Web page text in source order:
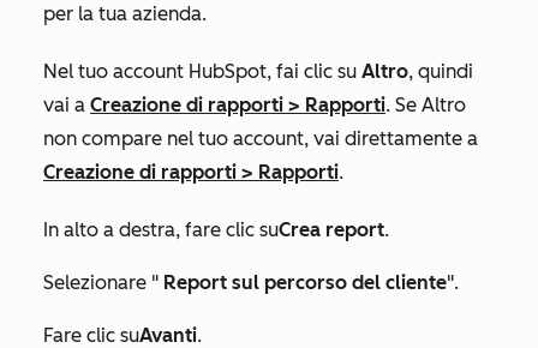
per la tua azienda.
Nel tuo account HubSpot, fai clic su Altro, quindi
vai a Creazione di rapporti > Rapporti. Se Altro
non compare nel tuo account, vai direttamente a
Creazione di rapporti > Rapporti.
In alto a destra, fare clic suCrea report.
Selezionare " Report sul percorso del cliente".
Fare clic suAvanti.